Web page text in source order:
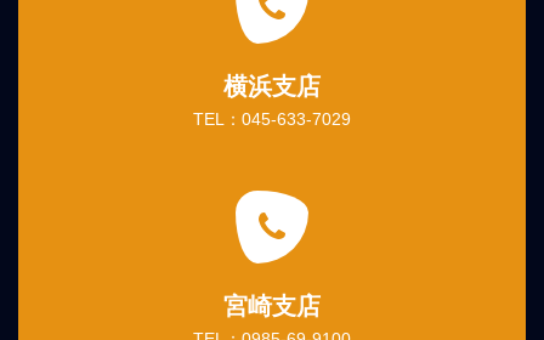
横浜支店
TEL：045-633-7029
宮崎支店